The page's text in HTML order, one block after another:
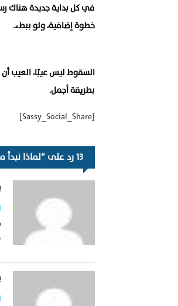
في كل بداية جديدة هناك
خطوة إضافية، ولو ببطء.
السقوط ليس عيبًا، العيب
بطريقة أجمل.
[Sassy_Social_Share]
13 رد على “لماذا نبدأ من جديد عندما نسقط؟”
31
1